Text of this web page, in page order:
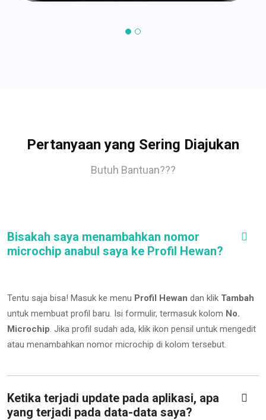
Pertanyaan yang Sering Diajukan
Butuh Bantuan???
Bisakah saya menambahkan nomor
microchip anabul saya ke Profil Hewan?
Tentu saja bisa! Masuk ke menu Profil Hewan dan klik Tambah
untuk membuat profil baru. Isi formulir, termasuk kolom No.
Microchip. Jika profil sudah ada, klik ikon pensil untuk mengedit
atau menambahkan nomor microchip di kolom tersebut.
Ketika terjadi update pada aplikasi, apa
yang terjadi pada data-data saya?